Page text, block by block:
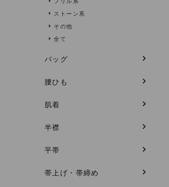
ストーン系
その他
全て
バッグ
腰ひも
肌着
半襟
平帯
帯上げ・帯締め